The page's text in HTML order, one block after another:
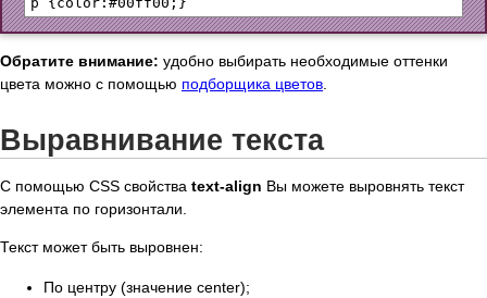
Обратите внимание: удобно выбирать необходимые оттенки
цвета можно с помощью подборщика цветов
Выравнивание текста
С помощью CSS свойства text-align Вы можете выровнять текст
элемента по горизонтали.
Текст может быть выровнен:
По центру (значение center);